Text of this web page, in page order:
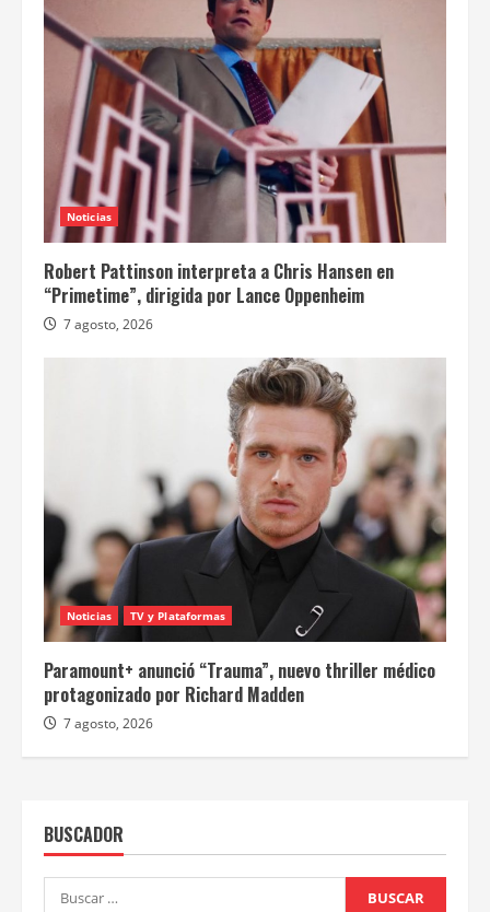
Noticias
Robert Pattinson interpreta a Chris Hansen en
“Primetime”, dirigida por Lance Oppenheim
7 agosto, 2026
Noticias TV y Plataformas
Paramount+ anunció “Trauma”, nuevo thriller médico
protagonizado por Richard Madden
7 agosto, 2026
BUSCADOR
Buscar: